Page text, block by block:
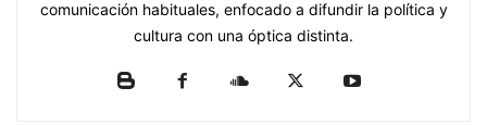
comunicación habituales, enfocado a difundir la política y
cultura con una óptica distinta.